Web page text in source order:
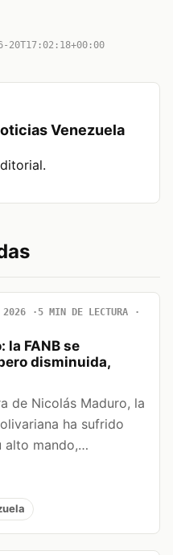
Venezuela
2026
5 MIN DE LECTURA
la FANB se
disminuida,
de Nicolás Maduro, la
ha sufrido
alto mando,…